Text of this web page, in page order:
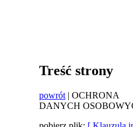
Treść strony
powrót | OCHRONA
DANYCH